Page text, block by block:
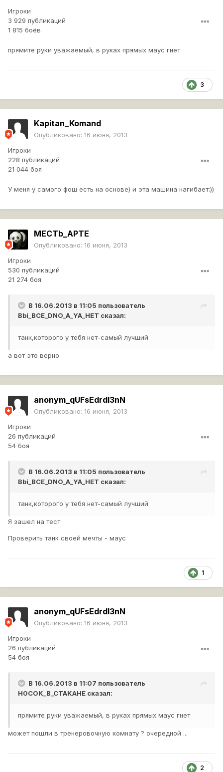
Игроки
3 929 публикаций
1 815 боёв
прямите руки уважаемый, в руках прямых маус гнет
3
Kapitan_Komand
Опубликовано: 16 июня, 2013
Игроки
228 публикаций
21 044 боя
У меня у самого фош есть на основе) и эта машина нагибает:))
MECTb_APTE
Опубликовано: 16 июня, 2013
Игроки
530 публикаций
21 274 боя
В 16.06.2013 в 11:05 пользователь
Bbi_BCE_DNO_A_YA_HET сказал:
танк,которого у тебя нет-самый лучший
а вот это верно
anonym_qUFsEdrdI3nN
Опубликовано: 16 июня, 2013
Игроки
26 публикаций
54 боя
В 16.06.2013 в 11:05 пользователь
Bbi_BCE_DNO_A_YA_HET сказал:
танк,которого у тебя нет-самый лучший
Я зашел на тест
Проверить танк своей мечты - маус
1
anonym_qUFsEdrdI3nN
Опубликовано: 16 июня, 2013
Игроки
26 публикаций
54 боя
В 16.06.2013 в 11:07 пользователь
H0COK_B_CTAKAHE сказал:
прямите руки уважаемый, в руках прямых маус гнет
может пошли в тренеровочную комнату ? очередной ...
2